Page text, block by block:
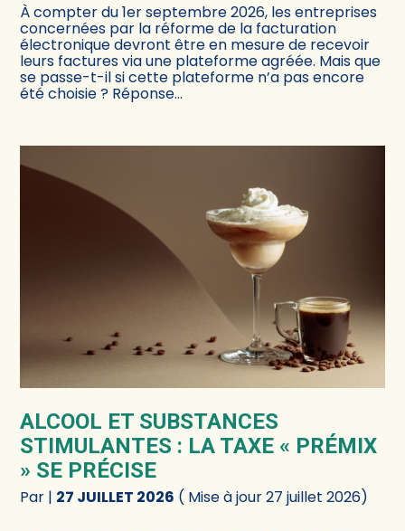
À compter du 1er septembre 2026, les entreprises
concernées par la réforme de la facturation
électronique devront être en mesure de recevoir
leurs factures via une plateforme agréée. Mais que
se passe-t-il si cette plateforme n’a pas encore
été choisie ? Réponse…
ALCOOL ET SUBSTANCES
STIMULANTES : LA TAXE « PRÉMIX
» SE PRÉCISE
Par | 27 JUILLET 2026 ( Mise à jour 27 juillet 2026)